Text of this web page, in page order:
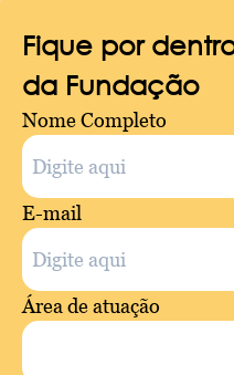
Fique por
da Fundação
Nome Completo
E-mail
Área de atuação